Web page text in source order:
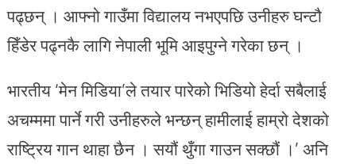
पढ्छन् । आफ्नो गाउँमा विद्यालय नभएपछि उनीहरु घन्टौ
हिँडेर पढ्नकै लागि नेपाली भूमि आइपुग्ने गरेका छन् ।
भारतीय ‘मेन मिडिया’ले तयार पारेको भिडियो हेर्दा सबैलाई
अचम्ममा पार्ने गरी उनीहरुले भन्छन् हामीलाई हाम्रो देशको
राष्ट्रिय गान थाहा छैन । सयौं थुँगा गाउन सक्छौं ।’ अनि